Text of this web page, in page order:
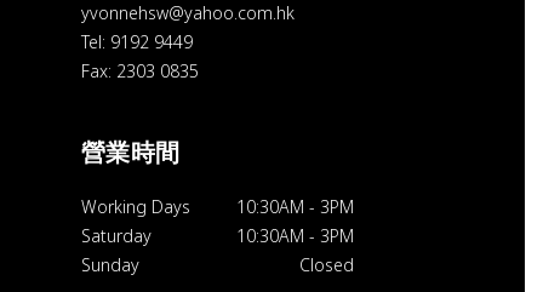
yvonnehsw@yahoo.com.hk
Tel: 9192 9449
Fax: 2303 0835
營業時間
Working Days 10:30AM - 3PM
Saturday
10:30AM - 3PM
Sunday
Closed